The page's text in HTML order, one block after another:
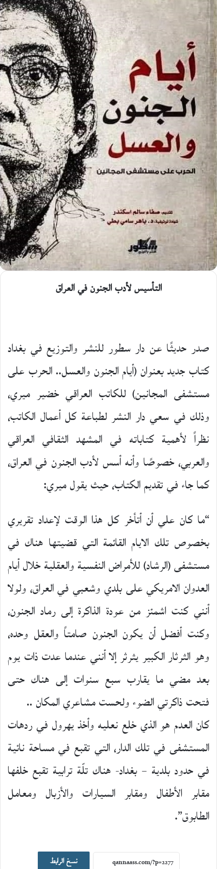
التأسيس لأدب الجنون في العراق
صدر حديثًا عن دار سطور للنشر والتوزيع في بغداد
كتاب جديد بعنوان (أيام الجنون والعسل.. الحرب على
مستشفى المجانين) للكاتب العراقي خضير ميري،
وذلك في سعي دار النشر لطباعة كل أعمال الكاتب،
نظراً لأهمية كتاباته في المشهد الثقافي العراقي
والعربي، خصوصًا وأنه أسس لأدب الجنون في العراق،
كما جاء في تقديم الكتاب، حيث يقول ميري:
“ما كان علي أن أتأخر كل هذا الوقت لإعداد تقريري
بخصوص تلك الايام القائمة التي قضيتها هناك في
مستشفى (الرشاد) للأمراض النفسية والعقلية خلال أيام
العدوان الامريكي على بلدي وشعبي في العراق، ولولا
أنني كنت اشمئز من عودة الذاكرة إلى رماد الجنون،
وكنت أفضل أن يكون الجنون صامتاً والعقل وحده،
وهو الثرثار الكبير يثرثر إلا أنني عندما عدت ذات يوم
بعد مضي ما يقارب سبع سنوات إلى هناك حتى
فتحت ذاكرتي الضوء ولحست مشاعري المكان ..
كان العدم هو الذي خلع نعليه وأخذ يهرول في ردهات
المستشفى في تلك الدار، التي تقبع في مساحة نائية
في حدود بلدية – بغداد- هناك تلّة ترابية تقبع خلفها
مقابر الأطفال ومقابر السيارات والأزبال ومعامل
الطابوق”.
نسخ الرابط اصدارات جديدة